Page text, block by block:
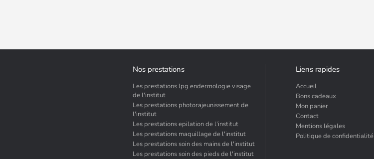
Nos prestations
Les prestations lpg endermologie visage
de l'institut
Les prestations photorajeunissement de
l'institut
Les prestations epilation de l'institut
Les prestations maquillage de l'institut
Les prestations soin des mains de l'institut
Les prestations soin des pieds de l'institut
Liens rapides
Accueil
Bons cadeaux
Mon panier
Contact
Mentions légales
Politique de confidentialité